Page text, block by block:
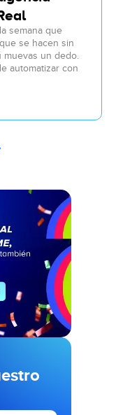
semana que
se hacen sin
un dedo.
automatizar con